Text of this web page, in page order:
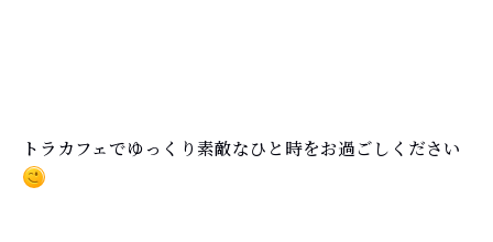
トラカフェでゆっくり素敵なひと時をお過ごしください